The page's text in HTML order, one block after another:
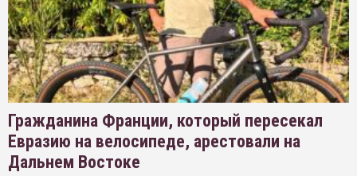
Гражданина Франции, который пересекал
Евразию на велосипеде, арестовали на
Дальнем Востоке